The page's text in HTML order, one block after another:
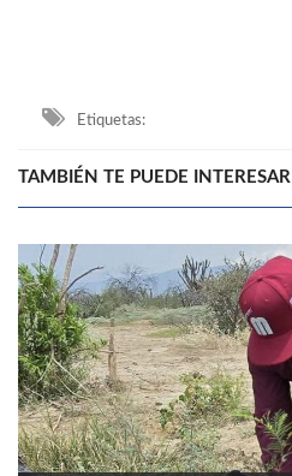
Etiquetas:
TAMBIÉN TE PUEDE INTERESAR